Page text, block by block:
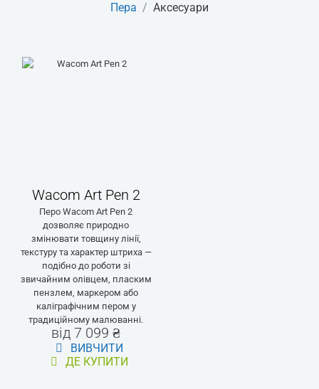
Пера / Аксесуари
Wacom Art Pen 2
Перо Wacom Art Pen 2
дозволяє природно
змінювати товщину лінії,
текстуру та характер штриха —
подібно до роботи зі
звичайним олівцем, пласким
пензлем, маркером або
каліграфічним пером у
традиційному малюванні.
від 7 099 ₴
ВИВЧИТИ
ДЕ КУПИТИ